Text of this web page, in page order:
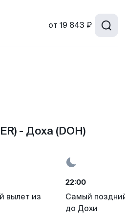
от 19 843 ₽
- Доха (DOH)
вылет из
22:00
Самый
до Дохи